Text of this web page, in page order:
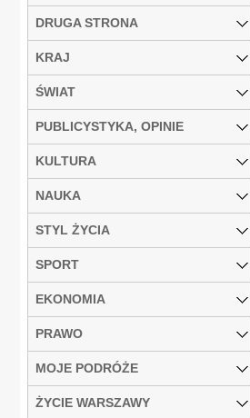
DRUGA STRONA
KRAJ
ŚWIAT
PUBLICYSTYKA, OPINIE
KULTURA
NAUKA
STYL ŻYCIA
SPORT
EKONOMIA
PRAWO
MOJE PODRÓŻE
ŻYCIE WARSZAWY